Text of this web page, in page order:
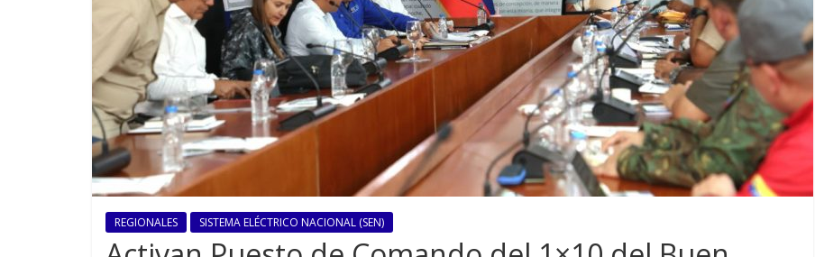
REGIONALES SISTEMA ELÉCTRICO NACIONAL (SEN)